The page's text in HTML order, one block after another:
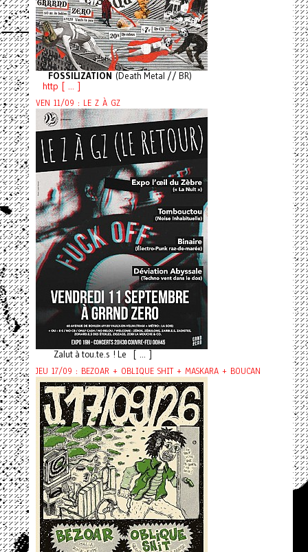
FOSSILIZATION (Death Metal // BR)
http [ ... ]
VEN 11/09 : LE Z À GZ
Zalut à tou.te.s ! Le [ ... ]
JEU 17/09 : BEZOAR + OBLIQUE SHIT + MASKARA + BOUCAN